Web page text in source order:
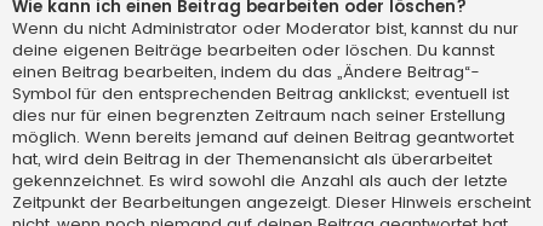
Wie kann ich einen Beitrag bearbeiten oder löschen?
Wenn du nicht Administrator oder Moderator bist, kannst du nur
deine eigenen Beiträge bearbeiten oder löschen. Du kannst
einen Beitrag bearbeiten, indem du das „Ändere Beitrag“-
Symbol für den entsprechenden Beitrag anklickst; eventuell ist
dies nur für einen begrenzten Zeitraum nach seiner Erstellung
möglich. Wenn bereits jemand auf deinen Beitrag geantwortet
hat, wird dein Beitrag in der Themenansicht als überarbeitet
gekennzeichnet. Es wird sowohl die Anzahl als auch der letzte
Zeitpunkt der Bearbeitungen angezeigt. Dieser Hinweis erscheint